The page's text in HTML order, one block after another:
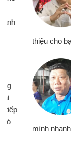
thiệu cho bạn bè
mình nhanh